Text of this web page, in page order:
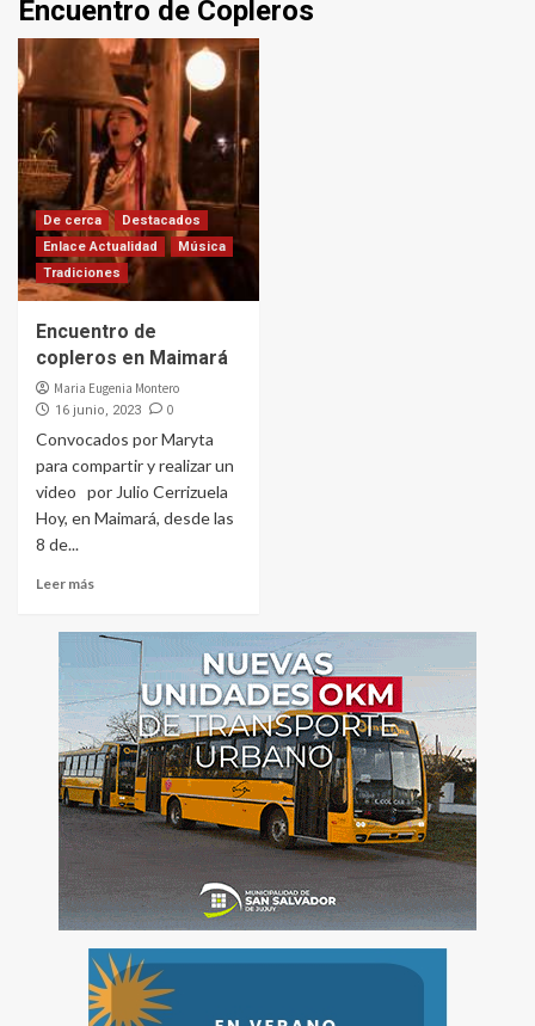
Encuentro de Copleros
De cerca
Destacados
Enlace Actualidad
Música
Tradiciones
Encuentro de
copleros en Maimará
Maria Eugenia Montero
16 junio, 2023 0
Convocados por Maryta
para compartir y realizar un
video por Julio Cerrizuela
Hoy, en Maimará, desde las
8 de...
Leer más